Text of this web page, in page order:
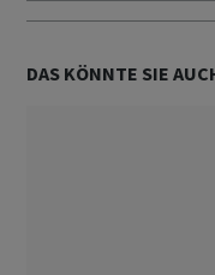
DAS KÖNNTE SIE